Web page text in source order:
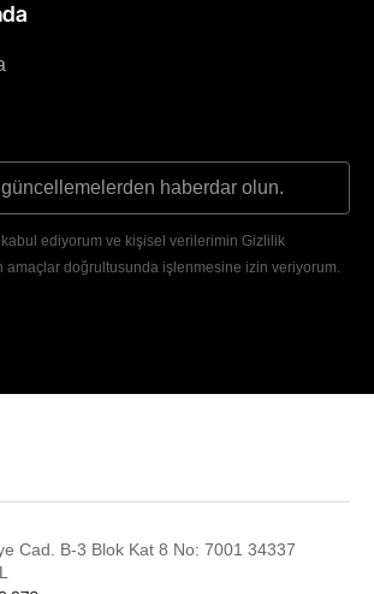
kabul ediyorum ve kişisel verilerimin Gizlilik
amaçlar doğrultusunda işlenmesine izin veriyorum.
Cad. B-3 Blok Kat 8 No: 7001 34337